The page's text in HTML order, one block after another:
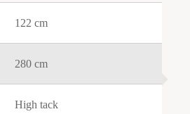
122 cm
280 cm
High tack